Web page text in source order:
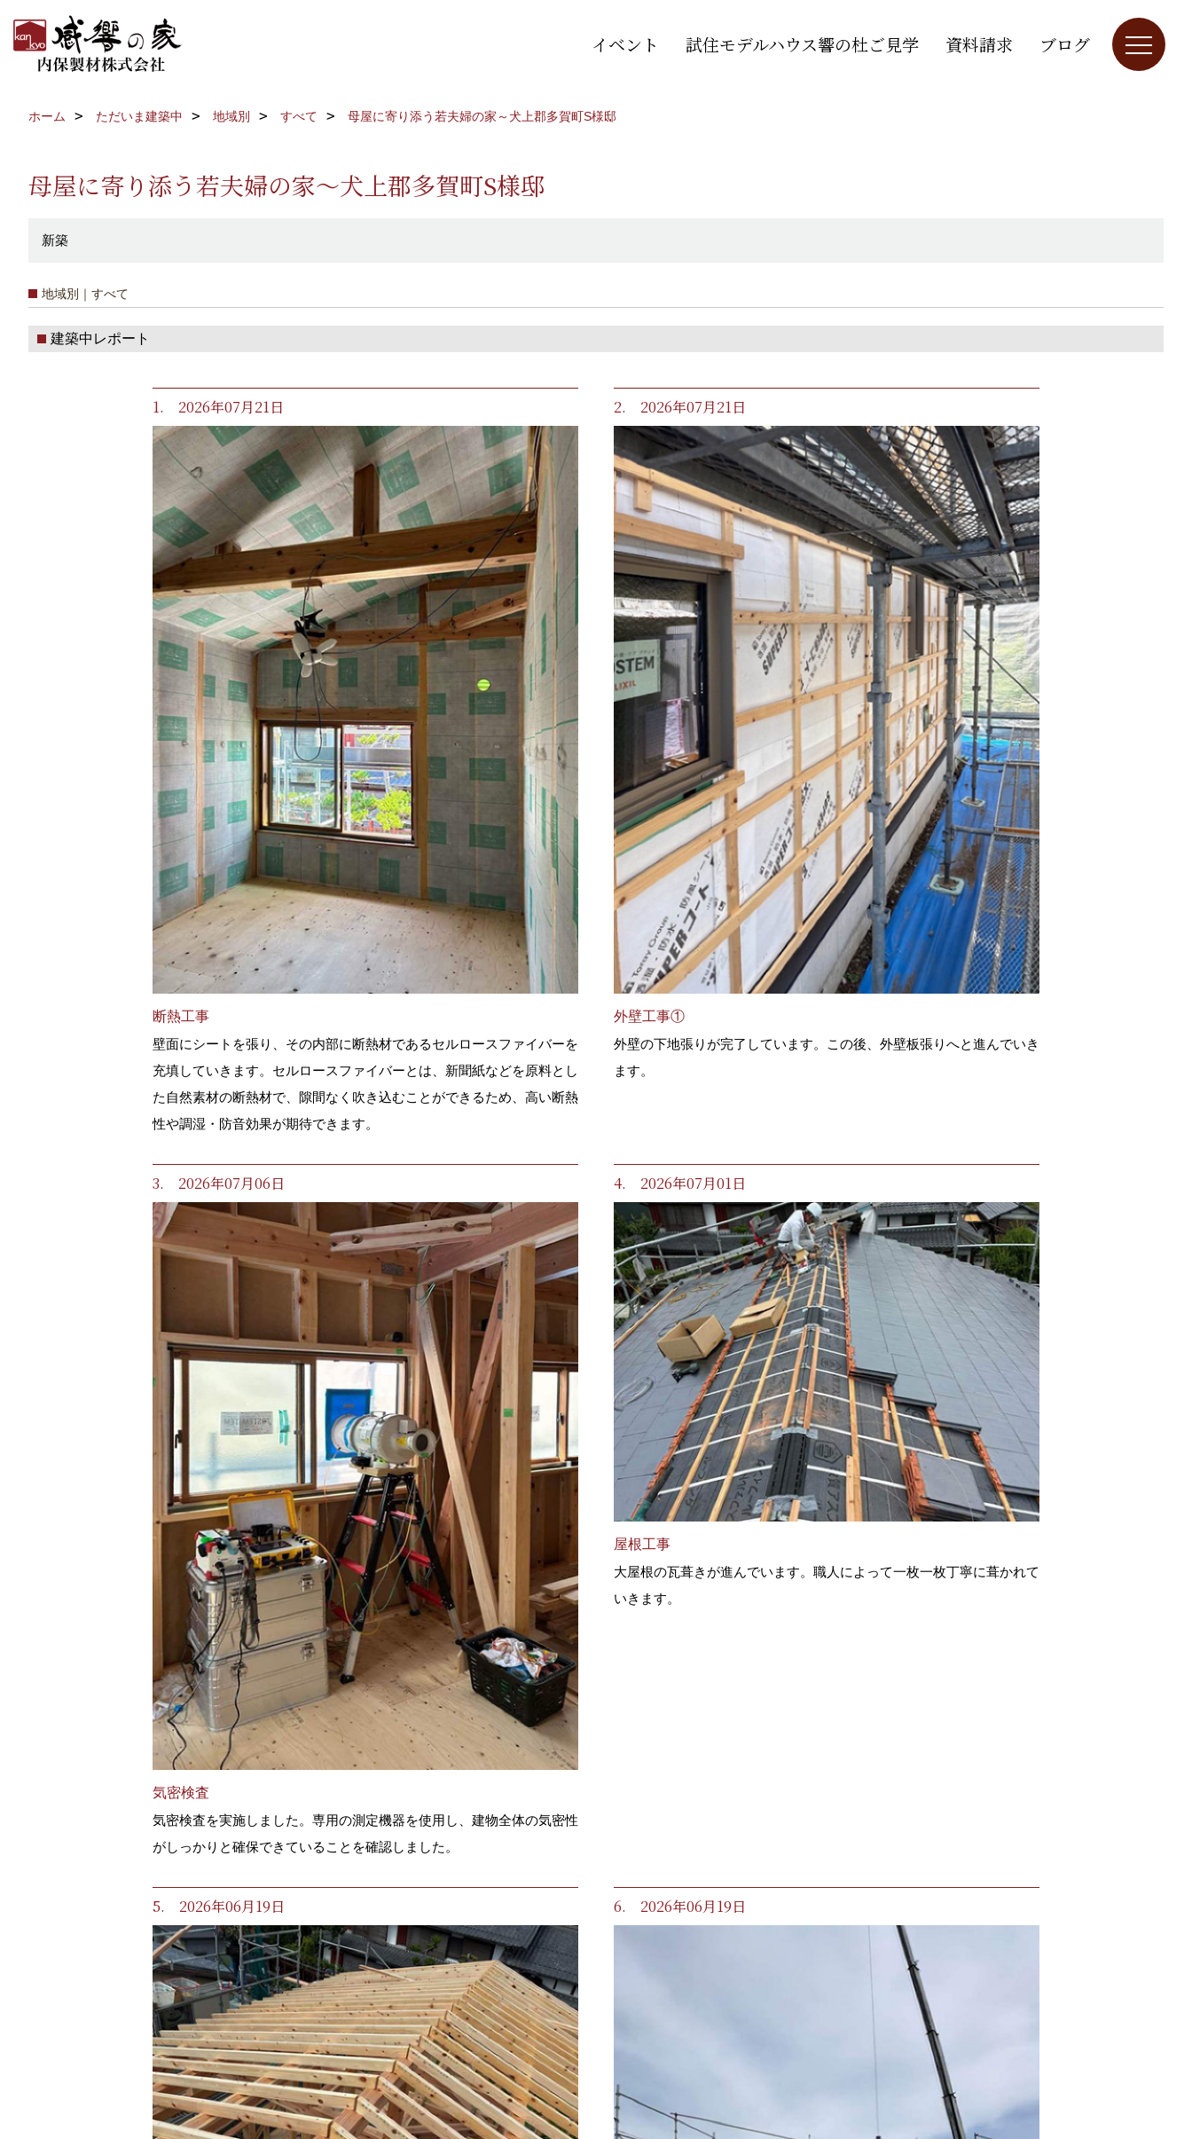
イベント 試住モデルハウス響の杜ご見学 資料請求 ブログ
ホーム ただいま建築中 地域別 すべて 母屋に寄り添う若夫婦の家～犬上郡多賀町S様邸
母屋に寄り添う若夫婦の家～犬上郡多賀町S様邸
新築
地域別｜すべて
建築中レポート
1. 2026年07月21日
断熱工事
壁面にシートを張り、その内部に断熱材であるセルロースファイバーを
充填していきます。セルロースファイバーとは、新聞紙などを原料とし
た自然素材の断熱材で、隙間なく吹き込むことができるため、高い断熱
性や調湿・防音効果が期待できます。
2. 2026年07月21日
外壁工事①
外壁の下地張りが完了しています。この後、外壁板張りへと進んでいき
ます。
3. 2026年07月06日
気密検査
気密検査を実施しました。専用の測定機器を使用し、建物全体の気密性
がしっかりと確保できていることを確認しました。
4. 2026年07月01日
屋根工事
大屋根の瓦葺きが進んでいます。職人によって一枚一枚丁寧に葺かれて
いきます。
5. 2026年06月19日 6. 2026年06月19日